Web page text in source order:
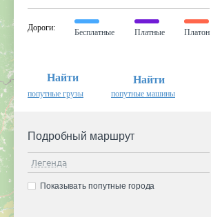
Дороги:
Бесплатные Платные Платон
Найти
попутные грузы
Найти
попутные машины
Подробный маршрут
Легенда
Показывать попутные города